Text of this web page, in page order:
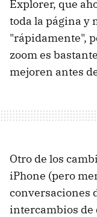
Explorer, que
toda la página y
"rápidamente",
zoom es
mejoren antes
Otro de los
iPhone (pero
conversaciones
intercambios de